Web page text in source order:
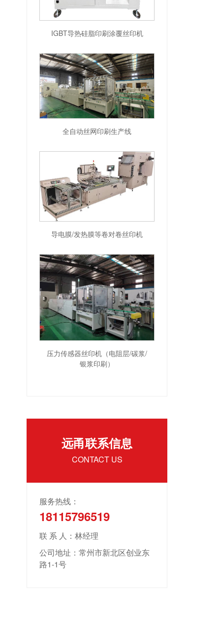
IGBT导热硅脂印刷涂覆丝印机
全自动丝网印刷生产线
导电膜/发热膜等卷对卷丝印机
压力传感器丝印机（电阻层/碳浆/
银浆印刷）
远甬联系信息
CONTACT US
服务热线：
18115796519
联 系 人：林经理
公司地址：常州市新北区创业东
路1-1号